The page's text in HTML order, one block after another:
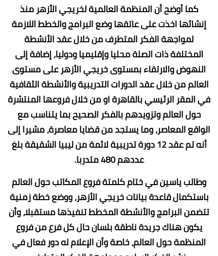
كما أوضح أن المنظمة العالمية لخريجي الأزهر منذ
إنشائها اخذت على عاتقها وضع البرامج والخطط اللازمة
لمواجهة الفكر المتطرف من خلال عقد الأنشطة
المختلفة ذات الصلة محليا وإقليميا ودوليا، إضافة إلى
النهوض والارتقاء بمستوى خريجي الأزهر على مستوى
العالم من خلال عقد الدورات التدريبية والأنشطة الثقافية
في المقر الرئيسي بالقاهرة او من خلال فروعها المنتشرة
حول العالم وتزويدهم بالفكر الصحيح بما يتناسب مع
الواقع المعاصر، وما يستجد من قضايا معاصرة، مشيرا إلى
أنه تم عقد 12 دورة تدريبية لائمة من ليبيا الشقيقة بلغ
عددهم 480 متدربا.
وطالب ياسين في ختام كلمتة فروع المكاتب حول العالم
باستكمال قاعدة بيانات خريجي الأزهر، ووضع خطة زمنية
تتضمن البرامج والأنشطة المخطط تنفيذها مستقبلا، وأن
يكون هناك جريدة ناطقة بلسان حال كل فرع من فروع
المنظمة حول العالم، خاصة وأن الإعلام له دور فعال في